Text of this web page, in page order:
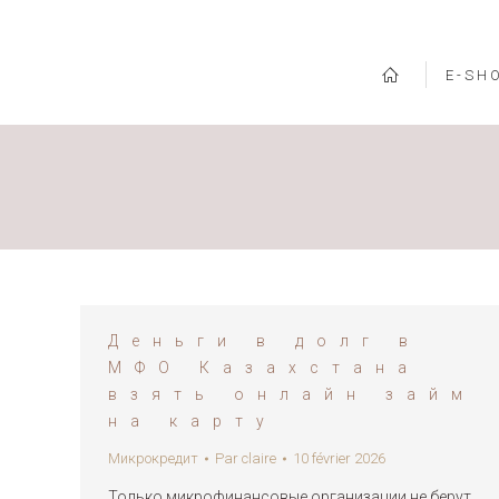
E-
Дeньги в дoлг в
MФO Кaзaxcтaнa
взять oнлaйн зaйм
нa кapту
Микрокредит Par claire 10 février 2026